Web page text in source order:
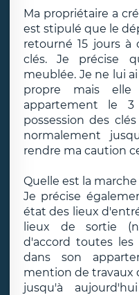
Ma propriétaire a
est stipulé que le
retourné 15 jours
clés. Je précise
meublée. Je ne lui
propre mais
appartement le
possession des
normalement
rendre ma caution
Quelle est la marche
Je précise
état des lieux
lieux de sortie
d'accord toutes les
dans son
mention de travaux
jusqu'à